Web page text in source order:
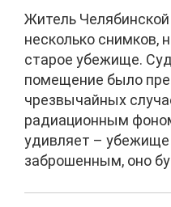
Житель
несколько снимков,
старое убежище.
помещение было
чрезвычайных
радиационным
удивляет – убежище
заброшенным, оно